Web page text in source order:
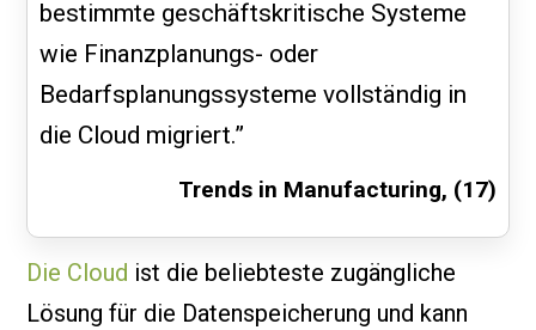
bestimmte geschäftskritische Systeme
wie Finanzplanungs- oder
Bedarfsplanungssysteme vollständig in
die Cloud migriert.”
Trends in Manufacturing, (17)
Die Cloud ist die beliebteste zugängliche
Lösung für die Datenspeicherung und kann